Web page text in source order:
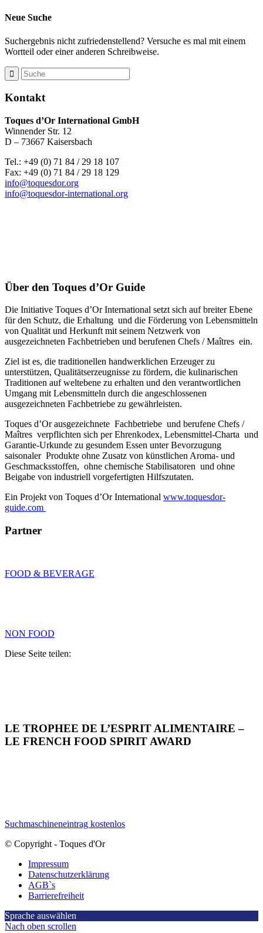
Neue Suche
Suchergebnis nicht zufriedenstellend? Versuche es mal mit einem
Wortteil oder einer anderen Schreibweise.
Kontakt
Toques d’Or International GmbH
Winnender Str. 12
D – 73667 Kaisersbach
Tel.: +49 (0) 71 84 / 29 18 107
Fax: +49 (0) 71 84 / 29 18 129
info@toquesdor.org
info@toquesdor-international.org
Über den Toques d’Or Guide
Die Initiative Toques d’Or International setzt sich auf breiter Ebene
für den Schutz, die Erhaltung und die Förderung von Lebensmitteln
von Qualität und Herkunft mit seinem Netzwerk von
ausgezeichneten Fachbetrieben und berufenen Chefs / Maîtres ein.
Ziel ist es, die traditionellen handwerklichen Erzeuger zu
unterstützen, Qualitätserzeugnisse zu fördern, die kulinarischen
Traditionen auf weltebene zu erhalten und den verantwortlichen
Umgang mit Lebensmitteln durch die angeschlossenen
ausgezeichneten Fachbetriebe zu gewährleisten.
Toques d’Or ausgezeichnete Fachbetriebe und berufene Chefs /
Maîtres verpflichten sich per Ehrenkodex, Lebensmittel-Charta und
Garantie-Urkunde zu gesundem Essen unter Bevorzugung
saisonaler Produkte ohne Zusatz von künstlichen Aroma- und
Geschmacksstoffen, ohne chemische Stabilisatoren und ohne
Beigabe von industriell vorgefertigten Hilfszutaten.
Ein Projekt von Toques d’Or International www.toquesdor-
guide.com
Partner
FOOD & BEVERAGE
NON FOOD
Diese Seite teilen:
LE TROPHEE DE L’ESPRIT ALIMENTAIRE –
LE FRENCH FOOD SPIRIT AWARD
Suchmaschineneintrag kostenlos
© Copyright - Toques d'Or
Impressum
Datenschutzerklärung
AGB`s
Barrierefreiheit
Sprache auswählen
Nach oben scrollen